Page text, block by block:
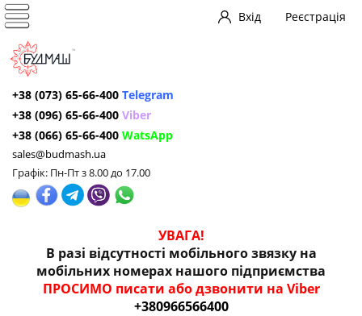
Вхід Реєстрація
+38 (073) 65-66-400 Telegram
+38 (096) 65-66-400 Viber
+38 (066) 65-66-400 WatsApp
sales@budmash.ua
Графік: Пн-Пт з 8.00 до 17.00
УВАГА!
В разі відсутності мобільного звязку на
мобільних номерах нашого підприємства
ПРОСИМО писати або дзвонити на Viber
+380966566400